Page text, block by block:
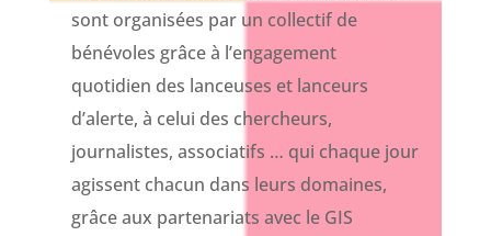
sont organisées par un collectif de
bénévoles grâce à l’engagement
quotidien des lanceuses et lanceurs
d’alerte, à celui des chercheurs,
journalistes, associatifs … qui chaque jour
agissent chacun dans leurs domaines,
grâce aux partenariats avec le GIS